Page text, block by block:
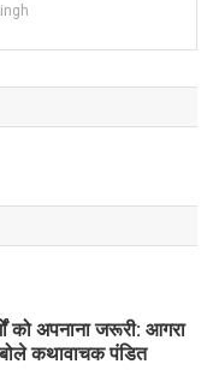
को अपनाना जरूरी: आगरा
कथावाचक पंडित